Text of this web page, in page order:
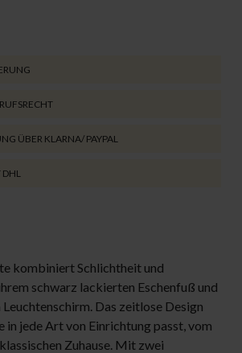
ÜBER KLARNA/ PAYPAL
kombiniert Schlichtheit und
schwarz lackierten Eschenfuß und
Das zeitlose Design
in jede Art von Einrichtung passt, vom
Zuhause. Mit zwei